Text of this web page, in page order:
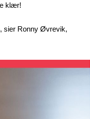
klær!
sier Ronny Øvrevik,